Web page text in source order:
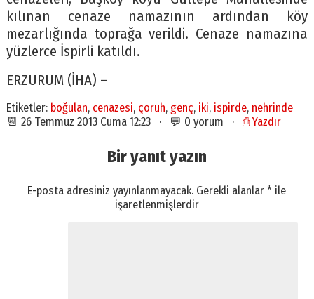
kılınan cenaze namazının ardından köy
mezarlığında toprağa verildi. Cenaze namazına
yüzlerce İspirli katıldı.
ERZURUM (İHA) –
Etiketler: boğulan, cenazesi, çoruh, genç, iki, ispirde, nehrinde
📆 26 Temmuz 2013 Cuma 12:23 · 💬 0 yorum · ⎙ Yazdır
Bir yanıt yazın
E-posta adresiniz yayınlanmayacak. Gerekli alanlar* ile
işaretlenmişlerdir